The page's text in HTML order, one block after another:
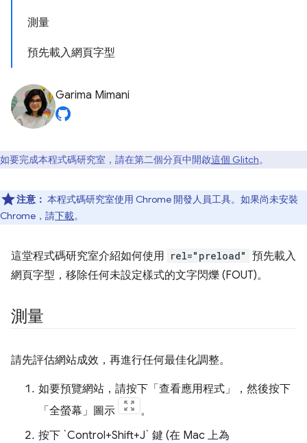
測量
預先載入網頁字型
Garima Mimani
如要完成本程式碼研究室，請在第二個分頁中開啟這個 Glitch。
注意： 本程式碼研究室使用 Chrome 開發人員工具。如果尚未安裝
Chrome，請下載。
這堂程式碼研究室介紹如何使用 rel="preload" 預先載入
網頁字型，移除任何未設定樣式的文字閃爍 (FOUT)。
測量
請先評估網站成效，再進行任何最佳化調整。
如要預覽網站，請按下「查看應用程式」
，然後按下
「全螢幕」 圖示
。
按下 `Control+Shift+J` 鍵 (在 Mac 上為